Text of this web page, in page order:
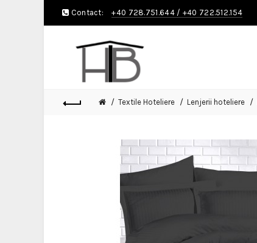
Contact: +40 728.751.644/ +40 722.512.154
Textile Hoteliere Lenjerii hoteliere